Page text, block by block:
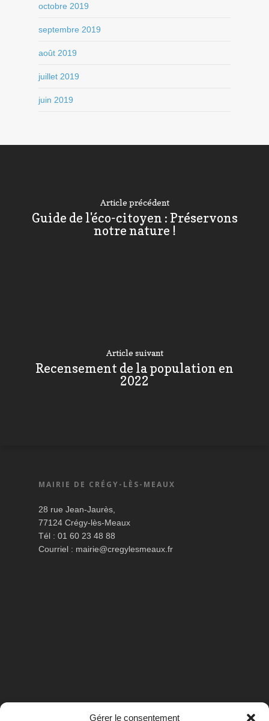
Gérer le consentement
octobre 2019
septembre 2019
août 2019
juillet 2019
juin 2019
Article précédent
Guide de l'éco-citoyen : Préservons
notre nature !
Article suivant
Recensement de la population en
2022
MAIRIE DE CRÉGY-LÈS-MEAUX
28 rue Jean-Jaurès,
77124 Crégy-lès-Meaux
Tél : 01 60 23 48 88
Courriel : mairie@cregylesmeaux.fr